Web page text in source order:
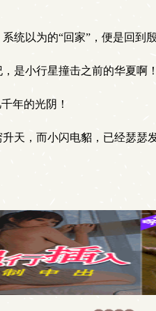
统以为的“回家”，便是回到
是小行星撞击之前的华夏啊！
年的光阴！
天，而小闪电貂，已经瑟